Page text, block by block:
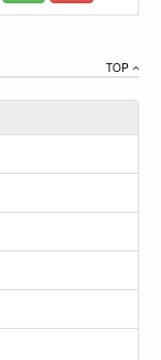
TOP